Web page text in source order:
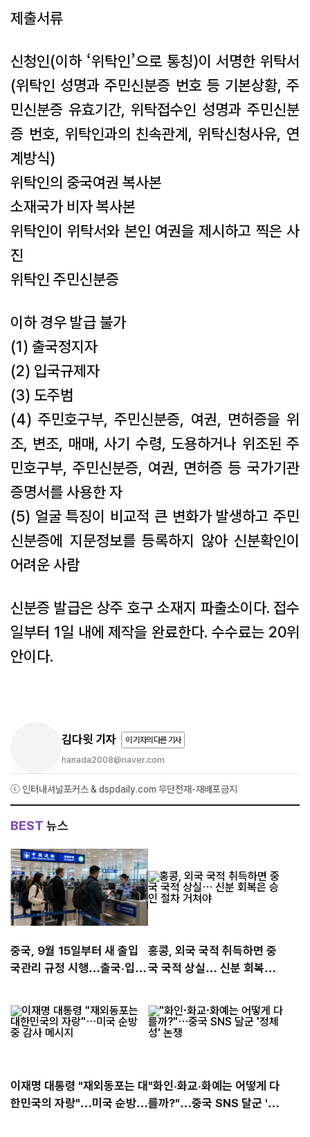
제출서류
신청인(이하 ‘위탁인’으로 통칭)이 서명한 위탁서
(위탁인 성명과 주민신분증 번호 등 기본상황, 주
민신분증 유효기간, 위탁접수인 성명과 주민신분
증 번호, 위탁인과의 친속관계, 위탁신청사유, 연
계방식)
위탁인의 중국여권 복사본
소재국가 비자 복사본
위탁인이 위탁서와 본인 여권을 제시하고 찍은 사
진
위탁인 주민신분증
이하 경우 발급 불가
(1) 출국정지자
(2) 입국규제자
(3) 도주범
(4) 주민호구부, 주민신분증, 여권, 면허증을 위
조, 변조, 매매, 사기 수령, 도용하거나 위조된 주
민호구부, 주민신분증, 여권, 면허증 등 국가기관
증명서를 사용한 자
(5) 얼굴 특징이 비교적 큰 변화가 발생하고 주민
신분증에 지문정보를 등록하지 않아 신분확인이
어려운 사람
신분증 발급은 상주 호구 소재지 파출소이다. 접수
일부터 1일 내에 제작을 완료한다. 수수료는 20위
안이다.
김다윗 기자 이 기자의 다른 기사
hanada2008@naver.com
ⓒ 인터내셔널포커스 & dspdaily.com 무단전재-재배포금지
BEST 뉴스
중국, 9월 15일부터 새 출입
국관리 규정 시행…출국·입국
홍콩, 외국 국적 취득하면 중
국 국적 상실… 신분 회복은
이재명 대통령 "재외동포는 대
한민국의 자랑"…미국 순방
"화인·화교·화예는 어떻게 다
를까?"…중국 SNS 달군 '정